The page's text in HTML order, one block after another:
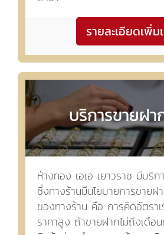
รายละเอียดเพิ่ม
บริการขายฝ
ห้างทอง เอเอ เยาวราช มีบริ
ซี่งทางร้านมีนโยบายการขายฝ
ของทางร้าน คือ การคิดอัตราเ
ราคาสูง ถ้าขายฝากไม่ถึงเดือ